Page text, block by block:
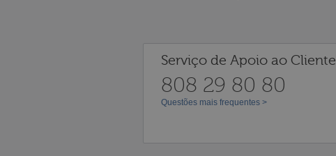
Serviço de Apoio ao Cliente
808 29 80 80
Questões mais frequentes >